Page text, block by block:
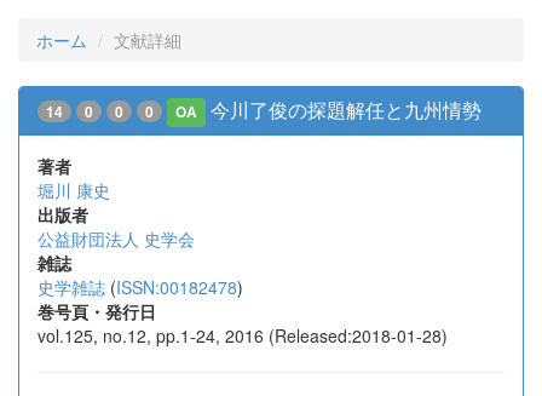
ホーム 文献詳細
14 0 0 0 OA 今川了俊の探題解任と九州情勢
著者
堀川 康史
出版者
公益財団法人 史学会
雑誌
史学雑誌 (ISSN:00182478)
巻号頁・発行日
vol.125, no.12, pp.1-24, 2016 (Released:2018-01-28)